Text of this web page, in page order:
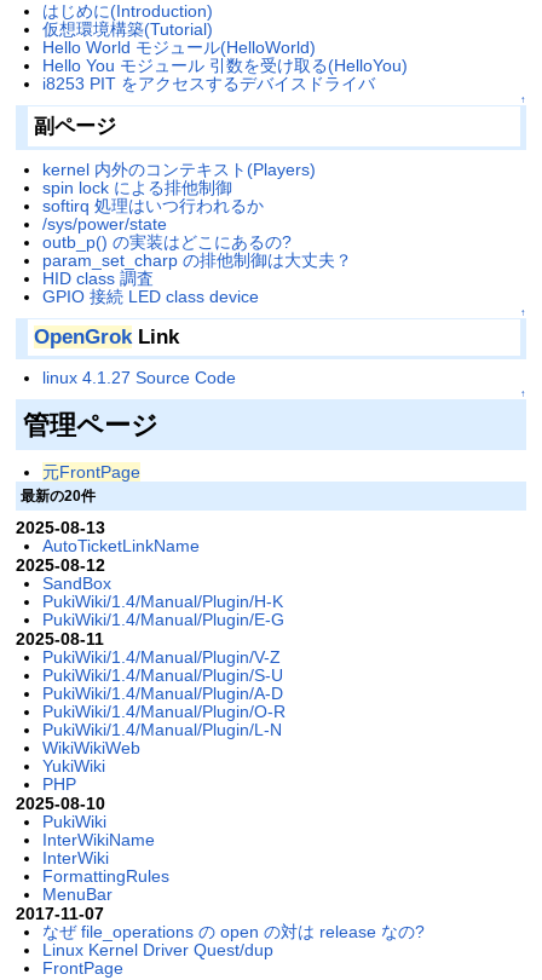
はじめに(Introduction)
仮想環境構築(Tutorial)
Hello World モジュール(HelloWorld)
Hello You モジュール 引数を受け取る(HelloYou)
i8253 PIT をアクセスするデバイスドライバ
↑
副ページ
kernel 内外のコンテキスト(Players)
spin lock による排他制御
softirq 処理はいつ行われるか
/sys/power/state
outb_p() の実装はどこにあるの?
param_set_charp の排他制御は大丈夫？
HID class 調査
GPIO 接続 LED class device
↑
OpenGrokLink
linux 4.1.27 Source Code
↑
管理ページ
元FrontPage
最新の20件
2025-08-13
AutoTicketLinkName
2025-08-12
SandBox
PukiWiki/1.4/Manual/Plugin/H-K
PukiWiki/1.4/Manual/Plugin/E-G
2025-08-11
PukiWiki/1.4/Manual/Plugin/V-Z
PukiWiki/1.4/Manual/Plugin/S-U
PukiWiki/1.4/Manual/Plugin/A-D
PukiWiki/1.4/Manual/Plugin/O-R
PukiWiki/1.4/Manual/Plugin/L-N
WikiWikiWeb
YukiWiki
PHP
2025-08-10
PukiWiki
InterWikiName
InterWiki
FormattingRules
MenuBar
2017-11-07
なぜ file_operations の open の対は release なの?
Linux Kernel Driver Quest/dup
FrontPage